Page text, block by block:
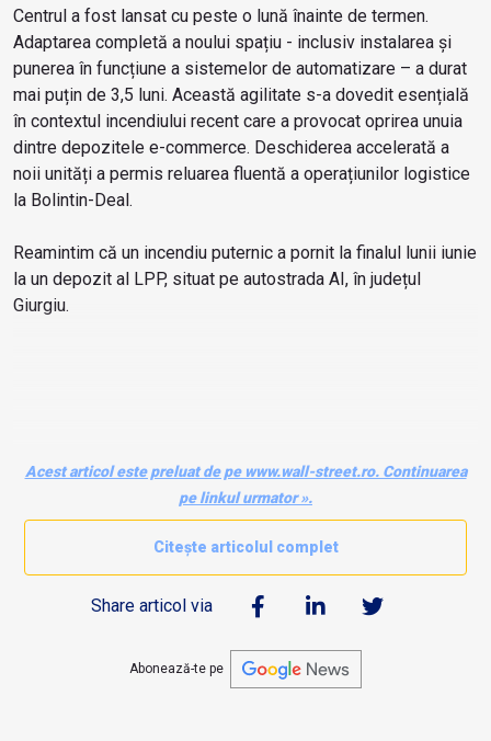
Centrul a fost lansat cu peste o lună înainte de termen.
Adaptarea completă a noului spațiu - inclusiv instalarea și
punerea în funcțiune a sistemelor de automatizare – a durat
mai puțin de 3,5 luni. Această agilitate s-a dovedit esențială
în contextul incendiului recent care a provocat oprirea unuia
dintre depozitele e-commerce. Deschiderea accelerată a
noii unități a permis reluarea fluentă a operațiunilor logistice
la Bolintin-Deal.
Reamintim că un incendiu puternic a pornit la finalul lunii iunie
la un depozit al LPP, situat pe autostrada AI, în județul
Giurgiu.
Acest articol este preluat de pe www.wall-street.ro. Continuarea
pe linkul urmator ».
Citește articolul complet
Share articol via
Abonează-te pe